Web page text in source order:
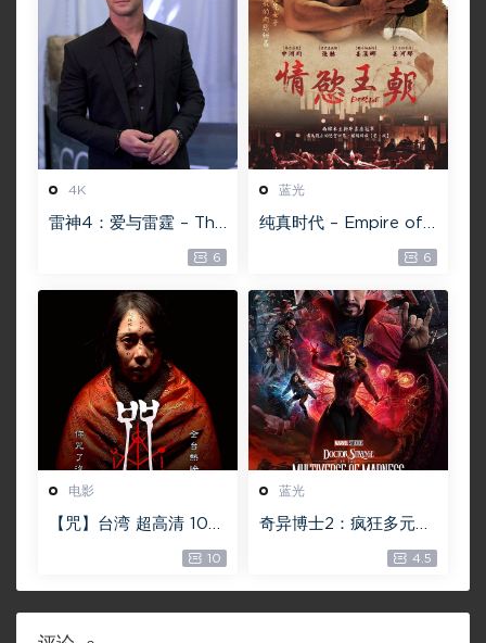
nt 5.6GB
4K
雷神4：爱与雷霆 – Tho
r: Love and Thunder
20.4GB [115网盘下载]
6
蓝光
纯真时代 – Empire of
Lust 2D 蓝光原盘 33.1
GB ISO【115网盘专用
下载】
6
电影
【咒】台湾 超高清 108
0P【未删减】4G 【全
网目前最清晰版本】
10
蓝光
奇异博士2：疯狂多元宇
宙【4k】【115网盘】 –
Doctor Strange in th
e Multiverse of Madn
ess 60GB
4.5